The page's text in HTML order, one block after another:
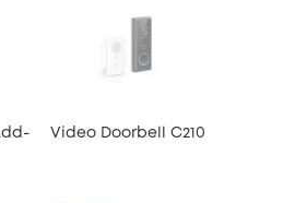
Video Doorbell C210